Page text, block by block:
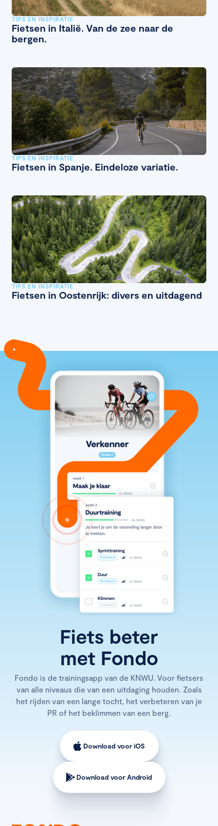
TIPS EN INSPIRATIE
Fietsen in Italië. Van de zee naar de
bergen.
TIPS EN INSPIRATIE
Fietsen in Spanje. Eindeloze variatie.
TIPS EN INSPIRATIE
Fietsen in Oostenrijk: divers en uitdagend
Fiets beter
met Fondo
Fondo is de trainingsapp van de KNWU. Voor fietsers
van alle niveaus die van een uitdaging houden. Zoals
het rijden van een lange tocht, het verbeteren van je
PR of het beklimmen van een berg.
Download voor iOS
Download voor Android